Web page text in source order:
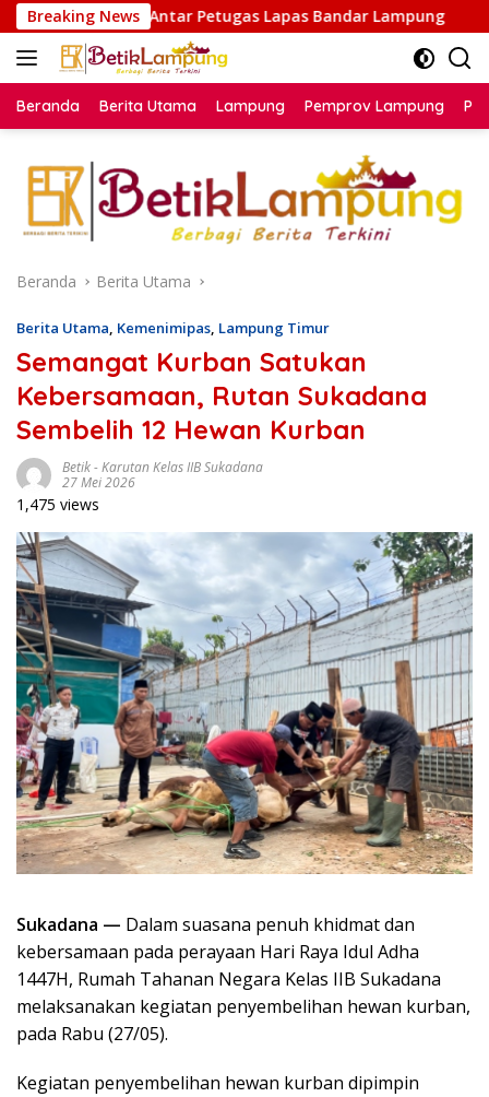
Langsung
ke
konten
Breaking News
Lapas Bandar Lampung Lapas Kelas I Bandar
Beranda Berita Utama Lampung Pemprov Lampung
Beranda Berita Utama
Berita Utama, Kemenimipas, Lampung Timur
Semangat Kurban Satukan
Kebersamaan, Rutan Sukadana
Sembelih 12 Hewan Kurban
Betik-Karutan Kelas IIB Sukadana
27 Mei 2026
1,475 views
Sukadana — Dalam suasana penuh khidmat dan
kebersamaan pada perayaan Hari Raya Idul Adha
1447H, Rumah Tahanan Negara Kelas IIB Sukadana
melaksanakan kegiatan penyembelihan hewan kurban,
pada Rabu (27/05).
Kegiatan penyembelihan hewan kurban dipimpin